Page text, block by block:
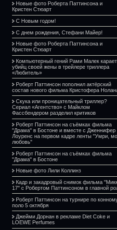
Новые фото Роберта Паттинсона и
Кристен Стюарт
С Новым годом!
С днем рождения, Стефани Майер!
Новые фото Роберта Паттинсона и
Кристен Стюарт
Компьютерный гений Рами Малек карает
убийц своей жены в трейлере триллера
«Любитель»
Роберт Паттинсон пополнил актёрский
состав нового фильма Кристофера
Скука или проницательный триллер?
Сериал «Агентство» с Майклом
Фассбендером разделил критиков
Роберт Паттинсон на съёмках фильма
"Драма" в Бостоне и вместе с Дженнифер
Лоуренс на первом кадре ленты "Умри,
любовь"
Роберт Паттинсон на съёмках фильма
"Драма" в Бостоне
Новые фото Лили Коллинз
Кадр и закадровый снимок фильма
17" с Робертом Паттинсоном в главной
Роберт Паттинсон на турнире по
поло 5 октября
Джейми Дорнан в рекламе Diet Coke и
LOEWE Perfumes